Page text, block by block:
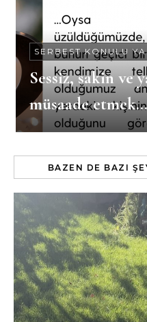
SERBEST KONULU
Sessiz, sakin ve
müsaade etmek…
BAZEN DE BAZI